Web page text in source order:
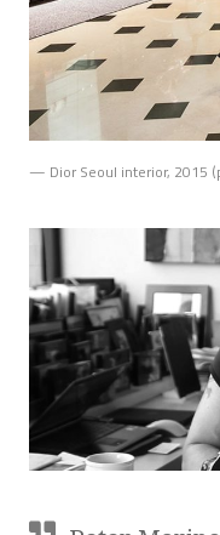
— Dior Seoul interior, 2015